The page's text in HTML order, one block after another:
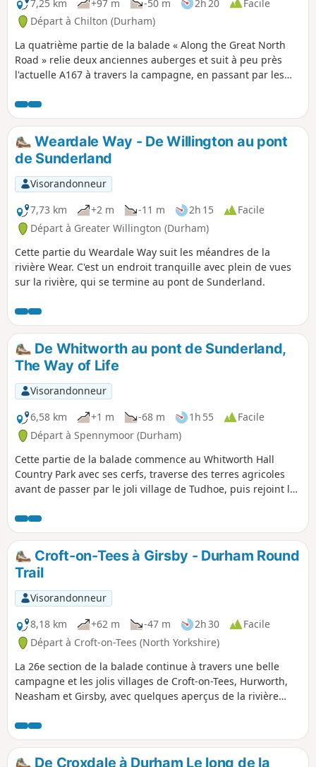
7,25 km
+97 m -50 m 2h 20
Facile
Départ à Chilton (Durham)
La quatrième partie de la balade « Along the Great North
Road » relie deux anciennes auberges et suit à peu près
l'actuelle A167 à travers la campagne, en passant par les
chemin, tu trouveras des traces de l'ancienne route postale
si tu fais attention.
Weardale Way - De Willington au pont
de Sunderland
Visorandonneur
7,73 km
+2 m -11 m 2h 15
Facile
Départ à Greater Willington (Durham)
Cette partie du Weardale Way suit les méandres de la
rivière Wear. C'est un endroit tranquille avec plein de vues
sur la rivière, qui se termine au pont de Sunderland.
De Whitworth au pont de Sunderland,
The Way of Life
Visorandonneur
6,58 km
+1 m -68 m 1h 55
Facile
Départ à Spennymoor (Durham)
Cette partie de la balade commence au Whitworth Hall
Country Park avec ses cerfs, traverse des terres agricoles
avant de passer par le joli village de Tudhoe, puis rejoint le
périphérie de la ville de Durham.
Croft-on-Tees à Girsby - Durham Round
Trail
Visorandonneur
8,18 km
+62 m -47 m 2h 30
Facile
Départ à Croft-on-Tees (North Yorkshire)
La 26e section de la balade continue à travers une belle
campagne et les jolis villages de Croft-on-Tees, Hurworth,
Neasham et Girsby, avec quelques aperçus de la rivière
De Croxdale à Durham Le long de la